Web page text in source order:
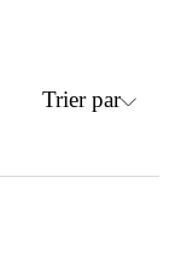
Trier par